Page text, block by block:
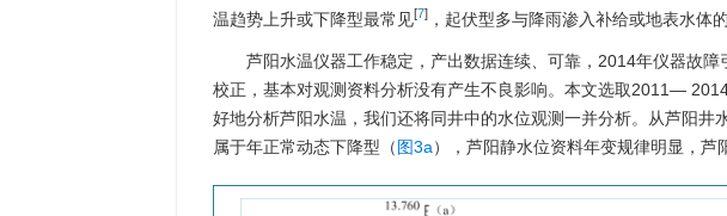
温趋势上升或下降型最常见[7] ，起伏型多与降雨渗入补给或地表水体
芦阳水温仪器工作稳定，产出数据连续、可靠，2014年仪器故
校正，基本对观测资料分析没有产生不良影响。本文选取2011—
好地分析芦阳水温，我们还将同井中的水位观测一并分析。从芦阳井
属于年正常动态下降型（图3a），芦阳静水位资料年变规律明显，芦